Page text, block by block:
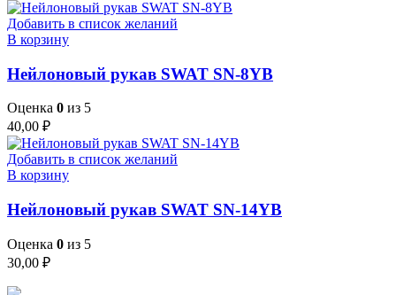
Добавить в список желаний
В корзину
Нейлоновый рукав SWAT SN-8YB
Оценка 0 из 5
40,00 ₽
Добавить в список желаний
В корзину
Нейлоновый рукав SWAT SN-14YB
Оценка 0 из 5
30,00 ₽